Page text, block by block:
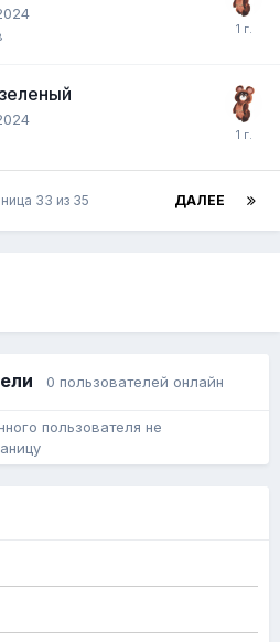
ДАЛЕЕ
33 из 35
0 пользователей онлайн
пользователя не